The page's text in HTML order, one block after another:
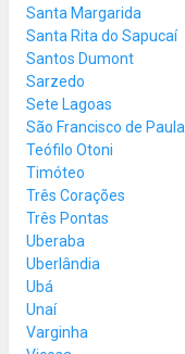
Santa Margarida
Santa Rita do Sapucaí
Santos Dumont
Sarzedo
Sete Lagoas
São Francisco de Paula
Teófilo Otoni
Timóteo
Três Corações
Três Pontas
Uberaba
Uberlândia
Ubá
Unaí
Varginha